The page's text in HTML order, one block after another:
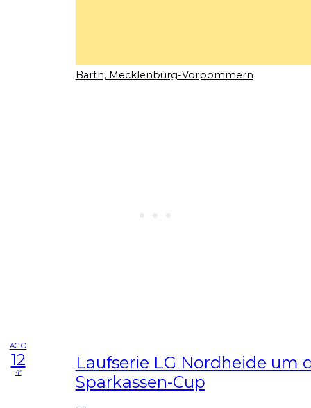
Barth, Mecklenburg-Vorpommern
AGO
12
4ª
Laufserie LG Nordheide um
Sparkassen-Cup